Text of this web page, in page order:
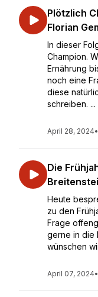
Plötzlich
Florian
In dieser
Champion.
Ernährung
noch eine
diese
schreiben. ...
April 28, 2024•
Die
Heute
zu den
Frage
gerne in die
wünschen
April 07, 2024•